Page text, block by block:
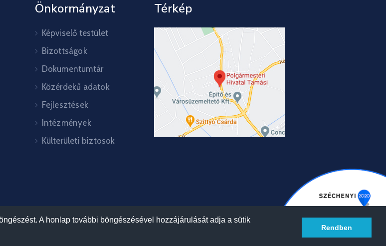
A honlap további böngészésével hozzájárulását adja a sütik
Rendben
Önkormányzat
Képviselő testület
Bizottságok
Dokumentumtár
Közérdekű adatok
Fejlesztések
Intézmények
Külterületi biztosok
Térkép